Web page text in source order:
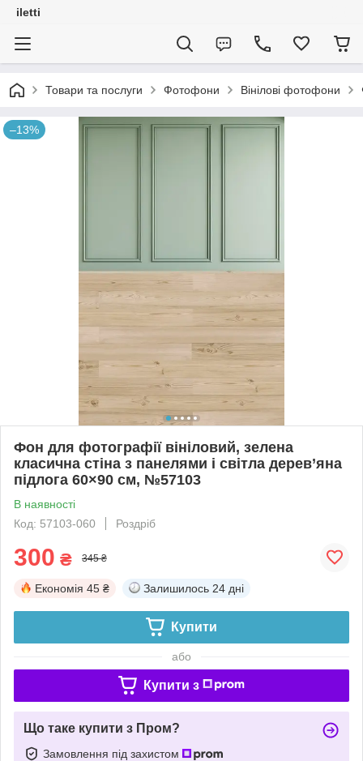
iletti
Товари та послуги Фотофони Вінілові фотофони
–13%
Фон для фотографії вініловий, зелена
класична стіна з панелями і світла дерев’яна
підлога 60×90 см, №57103
В наявності
Код: 57103-060
Роздріб
300 ₴ 345 ₴
Економія 45 ₴ Залишилось 24 дні
Купити
або
Купити з
Що таке купити з Пром?
Замовлення під захистом